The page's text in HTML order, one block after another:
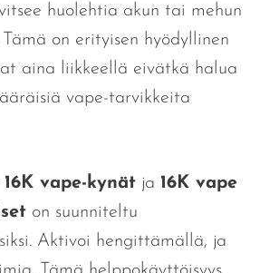
huolehtia akun tai mehun
Tämä on erityisen hyödyllinen
aina liikkeellä eivätkä halua
vape-tarvikkeita
16K vape-kynät ja 16K vape
on suunniteltu
Aktivoi hengittämällä, ja